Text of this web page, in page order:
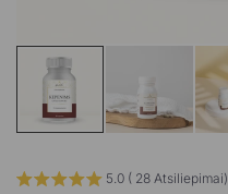
5.0 ( 28 Atsiliepimai)